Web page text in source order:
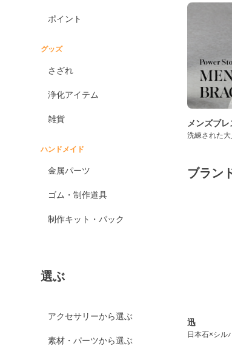
ポイント
グッズ
さざれ
浄化アイテム
雑貨
ハンドメイド
金属パーツ
ゴム・制作道具
制作キット・パック
選ぶ
アクセサリーから選ぶ
素材・パーツから選ぶ
メンズブレ
洗練された
ブラン
迅
日本石×シル